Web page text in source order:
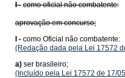
I - como oficial não combatente:
aprovação em concurso;
I - como Oficial não combatente:
(Redação dada pela Lei 17572
a) ser brasileiro;
(Incluído pela Lei 17572 de 17/